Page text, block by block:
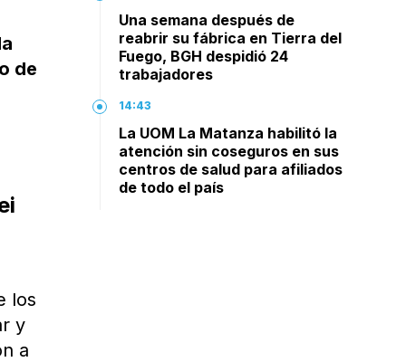
de
los
y
a
Una semana después de
reabrir su fábrica en Tierra del
Fuego, BGH despidió 24
trabajadores
14:43
La UOM La Matanza habilitó la
atención sin coseguros en sus
centros de salud para afiliados
de todo el país